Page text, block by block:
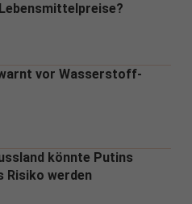
vor Wasserstoff-
könnte Putins
werden